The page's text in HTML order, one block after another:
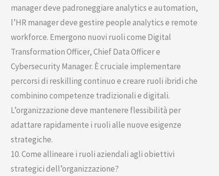
manager deve padroneggiare analytics e automation,
l’HR manager deve gestire people analytics e remote
workforce. Emergono nuovi ruoli come Digital
Transformation Officer, Chief Data Officer e
Cybersecurity Manager. È cruciale implementare
percorsi di reskilling continuo e creare ruoli ibridi che
combinino competenze tradizionali e digitali.
L’organizzazione deve mantenere flessibilità per
adattare rapidamente i ruoli alle nuove esigenze
strategiche.
10. Come allineare i ruoli aziendali agli obiettivi
strategici dell’organizzazione?